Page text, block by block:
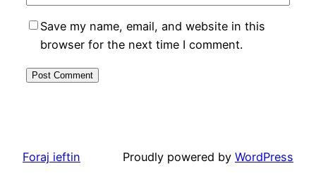
Save my name, email, and website in this
browser for the next time I comment.
Foraj ieftin Proudly powered by WordPress